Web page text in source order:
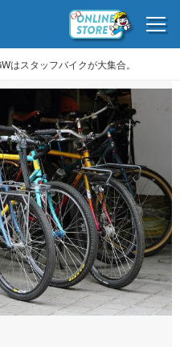
はスタッフバイクが大集合。